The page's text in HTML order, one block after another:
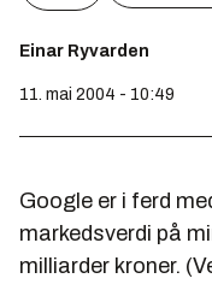
Einar Ryvarden
11. mai 2004 - 10:49
Google er i ferd
markedsverdi på
milliarder kroner.